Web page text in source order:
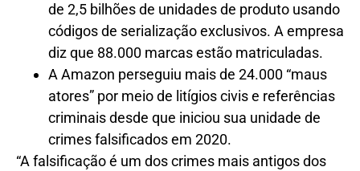
de 2,5 bilhões de unidades de produto usando
códigos de serialização exclusivos. A empresa
diz que 88.000 marcas estão matriculadas.
A Amazon perseguiu mais de 24.000 “maus
atores” por meio de litígios civis e referências
criminais desde que iniciou sua unidade de
crimes falsificados em 2020.
“A falsificação é um dos crimes mais antigos dos